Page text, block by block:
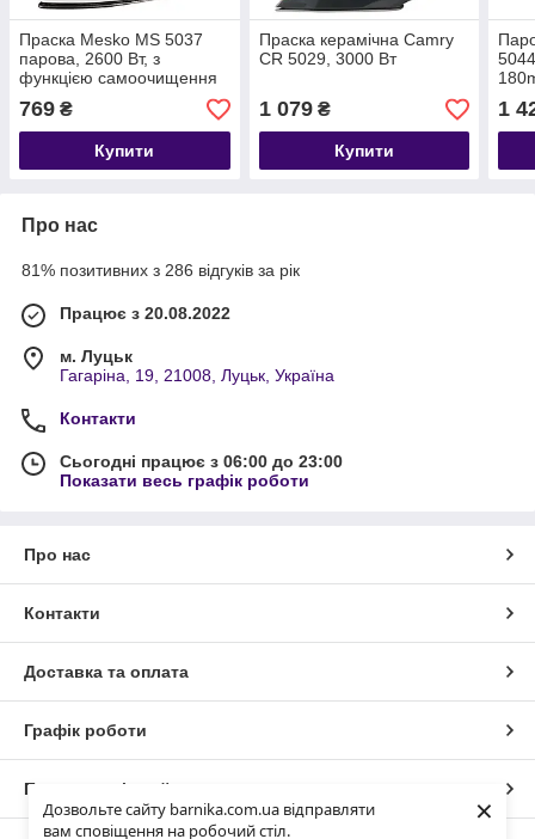
Дозвольте сайту barnika.com.ua відправляти
вам сповіщення на робочий стіл.
×
Праска Mesko MS 5037
парова, 2600 Вт, з
функцією самоочищення
підошвою
769 ₴
Купити
Праска керамічна Camry
CR 5029, 3000 Вт
1 079₴
Купити
1
Про нас
81% позитивних з 286 відгуків за рік
Працює з 20.08.2022
м. Луцьк
Гагаріна, 19, 21008, Луцьк, Україна
Контакти
Сьогодні працює з 06:00 до 23:00
Показати весь графік роботи
Про нас
Контакти
Доставка та оплата
Графік роботи
Повна версія сайту